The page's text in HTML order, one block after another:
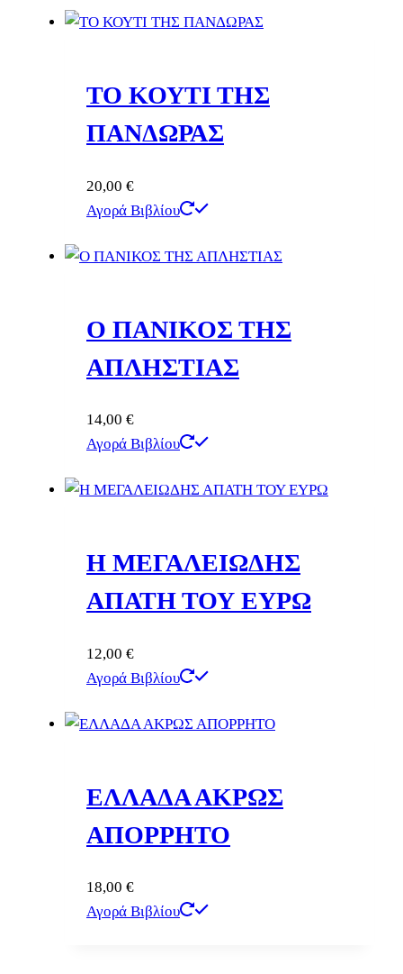
ΤΟ ΚΟΥΤΙ ΤΗΣ
ΠΑΝΔΩΡΑΣ
20,00 €
Αγορά Βιβλίου
Ο ΠΑΝΙΚΟΣ ΤΗΣ
ΑΠΛΗΣΤΙΑΣ
14,00 €
Αγορά Βιβλίου
Η ΜΕΓΑΛΕΙΩΔΗΣ
ΑΠΑΤΗ ΤΟΥ ΕΥΡΩ
12,00 €
Αγορά Βιβλίου
ΕΛΛΑΔΑ ΑΚΡΩΣ
ΑΠΟΡΡΗΤΟ
18,00 €
Αγορά Βιβλίου